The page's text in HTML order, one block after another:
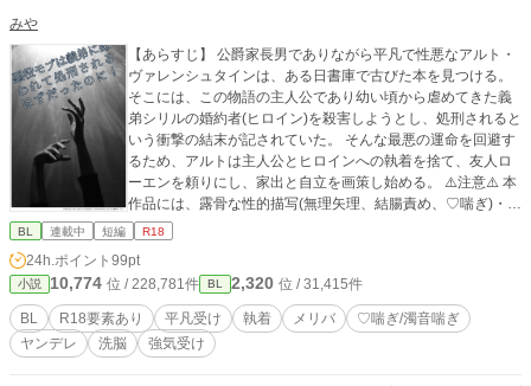
みや
【あらすじ】 公爵家長男でありながら平凡で性悪なアルト・
ヴァレンシュタインは、ある日書庫で古びた本を見つける。
そこには、この物語の主人公であり幼い頃から虐めてきた義
弟シリルの婚約者(ヒロイン)を殺害しようとし、処刑されると
いう衝撃の結末が記されていた。 そんな最悪の運命を回避す
るため、アルトは主人公とヒロインへの執着を捨て、友人ロ
ーエンを頼りにし、家出と自立を画策し始める。 ⚠️注意⚠️ 本
作品には、露骨な性的描写(無理矢理、結腸責め、♡喘ぎ)・攻
めから受けへの暴力による流血表現、精神破壊(洗脳、監禁)な
性行為もあります。メリバです。 何でも許せる方、作品の傾
向を理解した上で自己責任で閲覧できる方のみ、読み進めて
ください。 ※この物語はフィクションです
BL 連載中 短編 R18
24h.ポイント 99pt
小説 10,774 位 / 228,781件 BL 2,320 位 / 31,415件
BL R18要素あり 平凡受け 執着 メリバ
♡喘ぎ/濁音喘ぎ
ヤンデレ
洗脳 強気受け